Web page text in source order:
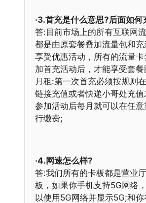
·3.首充是什么意思?后面如何
答:目前市场上的所有互联网
都是由原套餐叠加流量包和
享受优惠活动，所有的流量
加首充活动后，才能享受套
月租:第一次首充必须按规则
链接充值或者快递小哥处充
参加活动后每月就可以在任
行缴费;
·4.网速怎么样?
答:我们所有的卡板都是营业
板，如果你手机支持5G网络
以使用5G网络并显示5G;和